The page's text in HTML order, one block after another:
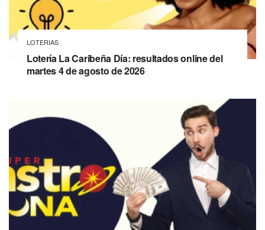
LOTERIAS
Lotería La Caribeña Día: resultados online del
martes 4 de agosto de 2026